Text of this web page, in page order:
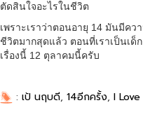
ตัดสินใจอะไรในชีวิต
เพราะเราว่าตอนอายุ 14 มันมีค
ชีวิตมากสุดแล้ว ตอนที่เราเป็นเ
เรื่องนี้ 12 ตุลาคมนี้ครับ
: เป้ นฤบดี, 14อีกครั้ง, I